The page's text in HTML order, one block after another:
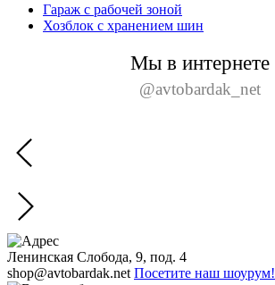
Гараж с рабочей зоной
Хозблок с хранением шин
Мы в интернете
@avtobardak_net
Ленинская Слобода, 9, под. 4
shop@avtobardak.net Посетите наш шоурум!